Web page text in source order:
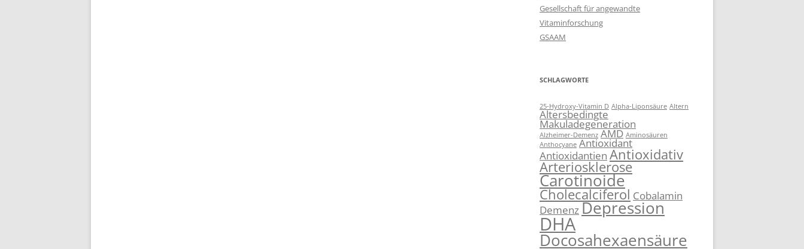
Gesellschaft für angewandte
Vitaminforschung
GSAAM
SCHLAGWORTE
25-Hydroxy-Vitamin D Alpha-Liponsäure Altern
Altersbedingte
Makuladegeneration
Alzheimer-Demenz AMD Aminosäuren
Anthocyane Antioxidant
Antioxidantien Antioxidativ
Arteriosklerose
Carotinoide
Cholecalciferol Cobalamin
DemenzDepression
DHA
Docosahexaensäure